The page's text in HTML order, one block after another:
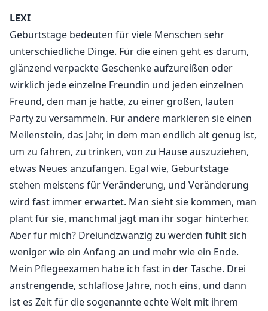
Ich weiß nicht einmal, was ich bin. Kein Wandel, keine
Zaubertricks, nichts. Nur ein Mädchen, umgeben von
Menschen, die fliegen können, Feuer
heraufbeschwören oder mit einer Berührung heilen.
Also sitze ich in den Unterrichtsstunden und tue so, als
würde ich dazugehören, und ich lausche aufmerksam
auf jedes noch so kleine Anzeichen, das mir verraten
könnte, was in meinem Blut verborgen liegt.
Der einzige Mensch, der noch neugieriger ist als ich,
ist Blake Nyvas, groß, goldäugig und ganz eindeutig
ein Drache. Die Leute flüstern, er sei gefährlich, und
warnen mich, Abstand zu halten. Aber Blake scheint
fest entschlossen, das Rätsel um mich zu lösen, und
irgendwie vertraue ich ihm mehr als jedem anderen.
Vielleicht ist das leichtsinnig. Vielleicht ist es gefährlich.
Aber wenn alle anderen mich ansehen, als würde ich
LEXI
Geburtstage bedeuten für viele Menschen sehr
unterschiedliche Dinge. Für die einen geht es darum,
glänzend verpackte Geschenke aufzureißen oder
wirklich jede einzelne Freundin und jeden einzelnen
Freund, den man je hatte, zu einer großen, lauten
Party zu versammeln. Für andere markieren sie einen
Meilenstein, das Jahr, in dem man endlich alt genug ist,
um zu fahren, zu trinken, von zu Hause auszuziehen,
etwas Neues anzufangen. Egal wie, Geburtstage
stehen meistens für Veränderung, und Veränderung
wird fast immer erwartet. Man sieht sie kommen, man
plant für sie, manchmal jagt man ihr sogar hinterher.
Aber für mich? Dreiundzwanzig zu werden fühlt sich
weniger wie ein Anfang an und mehr wie ein Ende.
Mein Pflegeexamen habe ich fast in der Tasche. Drei
anstrengende, schlaflose Jahre, noch eins, und dann
ist es Zeit für die sogenannte echte Welt mit ihrem